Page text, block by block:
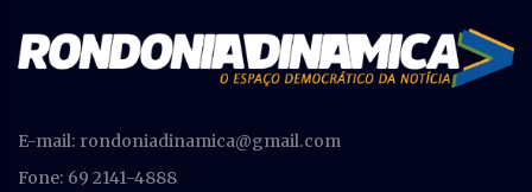
E-mail: rondoniadinamica@gmail.com
Fone: 69 2141-4888